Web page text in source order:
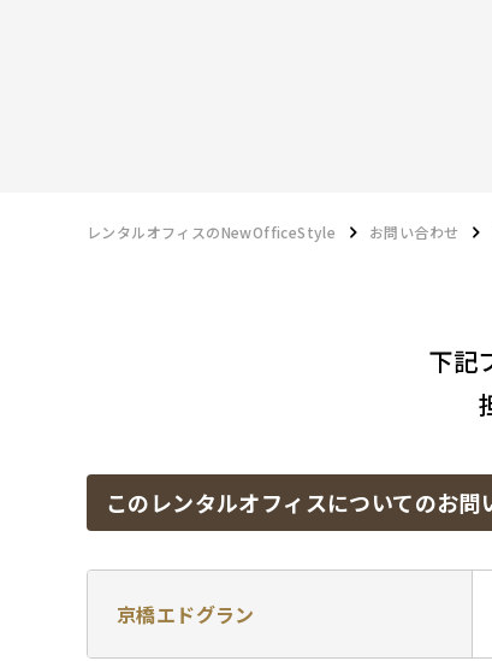
レンタルオフィスのNewOfficeStyle お問い合わせ
下記
このレンタルオフィスについてのお問
京橋エドグラン